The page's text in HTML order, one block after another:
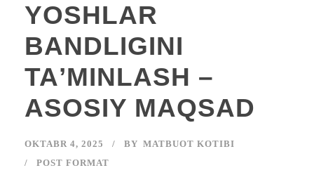
YOSHLAR
BANDLIGINI
TAʼMINLASH –
ASOSIY MAQSAD
OKTABR 4, 2025 BY MATBUOT KOTIBI
POST FORMAT